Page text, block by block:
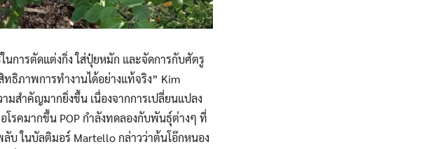
นการตัดแต่งกิ่ง ใส่ปุ๋ยหมัก และจัดการกับศัตรู
ธิภาพการทำงานได้อย่างแท้จริง” Kim
มสำคัญมากยิ่งขึ้น เนื่องจากการเปลี่ยนแปลง
รคมากขึ้น POP กำลังทดลองกับพันธุ์ต่างๆ ที่
ลับ ในบัลติมอร์ Martello กล่าวว่าต้นโอ๊กหนอง